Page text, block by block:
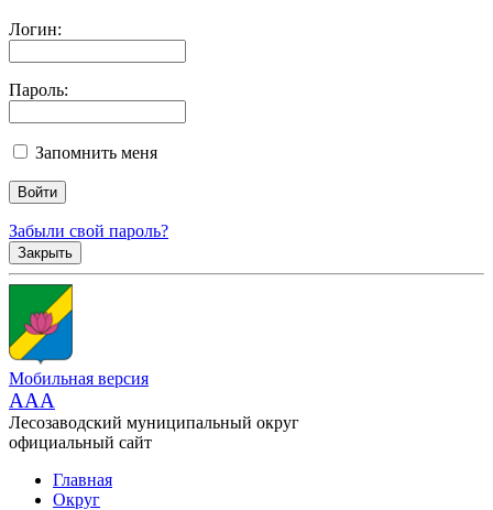
Логин:
Пароль:
Запомнить меня
Забыли свой пароль?
Закрыть
Мобильная версия
AAA
Лесозаводский муниципальный округ
официальный сайт
Главная
Округ